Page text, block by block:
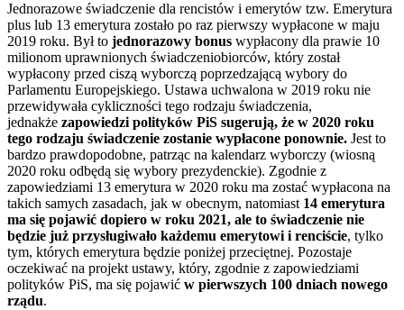
Jednorazowe świadczenie dla rencistów i emerytów tzw. Emerytura
plus lub 13 emerytura zostało po raz pierwszy wypłacone w maju
2019 roku. Był to jednorazowy bonus wypłacony dla prawie 10
milionom uprawnionych świadczeniobiorców, który został
wypłacony przed ciszą wyborczą poprzedzającą wybory do
Parlamentu Europejskiego. Ustawa uchwalona w 2019 roku nie
przewidywała cykliczności tego rodzaju świadczenia,
jednakże zapowiedzi polityków PiS sugerują, że w 2020 roku
tego rodzaju świadczenie zostanie wypłacone ponownie. Jest to
bardzo prawdopodobne, patrząc na kalendarz wyborczy (wiosną
2020 roku odbędą się wybory prezydenckie). Zgodnie z
zapowiedziami 13 emerytura w 2020 roku ma zostać wypłacona na
takich samych zasadach, jak w obecnym, natomiast 14 emerytura
ma się pojawić dopiero w roku 2021, ale to świadczenie nie
będzie już przysługiwało każdemu emerytowi i renciście, tylko
tym, których emerytura będzie poniżej przeciętnej. Pozostaje
oczekiwać na projekt ustawy, który, zgodnie z zapowiedziami
polityków PiS, ma się pojawić w pierwszych 100 dniach nowego
rządu.